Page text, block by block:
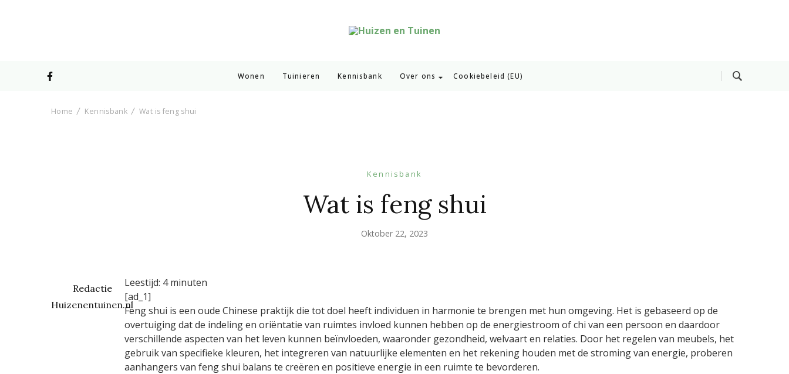
Wonen Tuinieren Kennisbank Over ons Cookiebeleid (EU)
Home Kennisbank Wat is feng shui
Kennisbank
Wat is feng shui
Oktober 22, 2023
Redactie
Huizenentuinen.nl
Leestijd: 4 minuten
[ad_1]
Feng shui is een oude Chinese praktijk die tot doel heeft individuen in harmonie te brengen met hun omgeving. Het is gebaseerd op de
overtuiging dat de indeling en oriëntatie van ruimtes invloed kunnen hebben op de energiestroom of chi van een persoon en daardoor
verschillende aspecten van het leven kunnen beïnvloeden, waaronder gezondheid, welvaart en relaties. Door het regelen van meubels, het
gebruik van specifieke kleuren, het integreren van natuurlijke elementen en het rekening houden met de stroming van energie, proberen
aanhangers van feng shui balans te creëren en positieve energie in een ruimte te bevorderen.